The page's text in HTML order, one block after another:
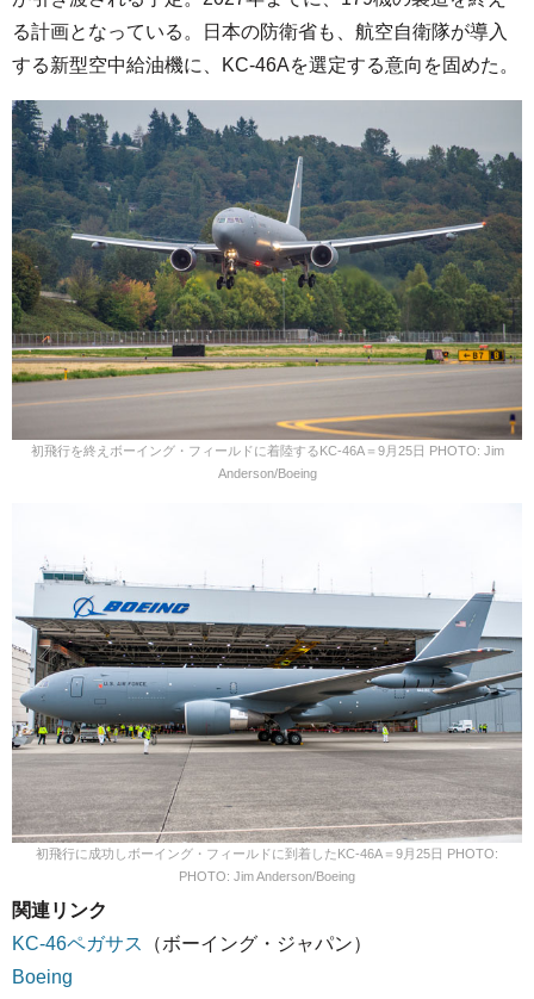
る計画となっている。日本の防衛省も、航空自衛隊が導入
する新型空中給油機に、KC-46Aを選定する意向を固めた。
初飛行を終えボーイング・フィールドに着陸するKC-46A＝9月25日 PHOTO: Jim
Anderson/Boeing
初飛行に成功しボーイング・フィールドに到着したKC-46A＝9月25日 PHOTO:
PHOTO: Jim Anderson/Boeing
関連リンク
KC-46ペガサス
（ボーイング・ジャパン）
Boeing